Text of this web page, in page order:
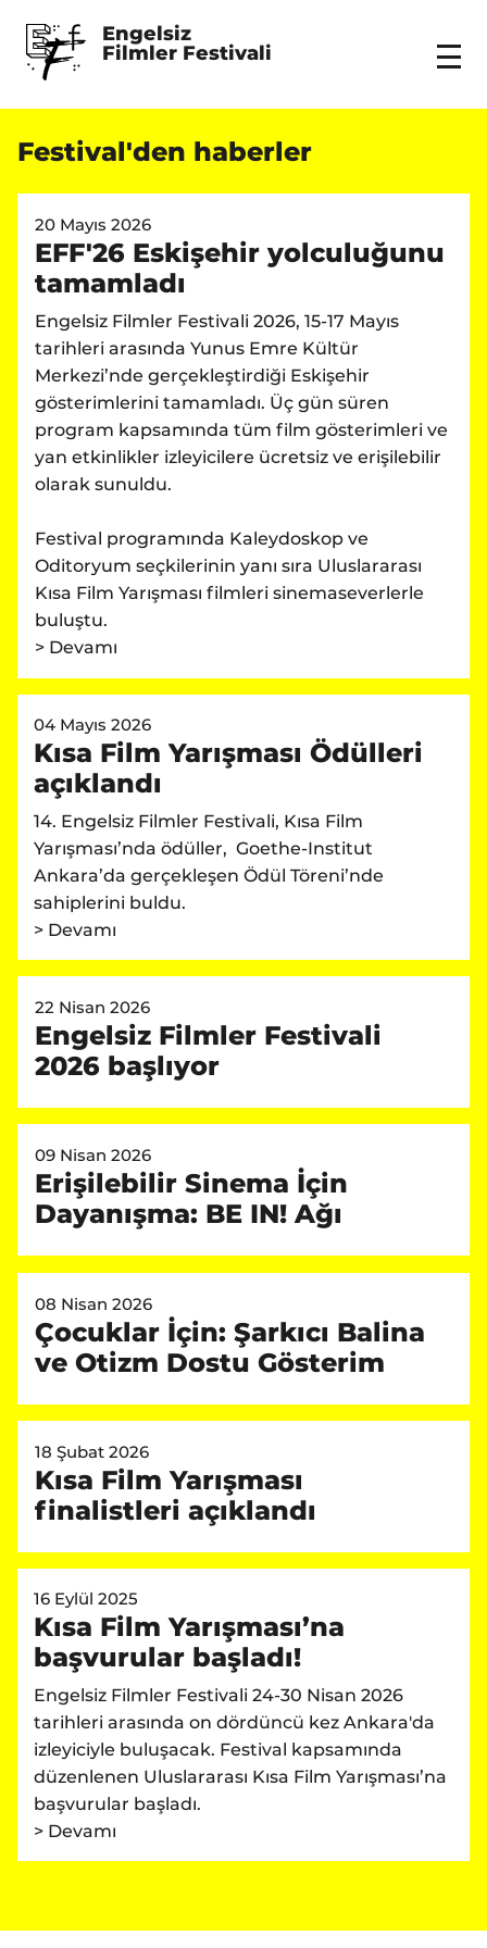
Engelsiz
Filmler Festivali
Menu
Festival'den haberler
20 Mayıs 2026
EFF'26 Eskişehir yolculuğunu
tamamladı
Engelsiz Filmler Festivali 2026, 15-17 Mayıs
tarihleri arasında Yunus Emre Kültür
Merkezi’nde gerçekleştirdiği Eskişehir
gösterimlerini tamamladı. Üç gün süren
program kapsamında tüm film gösterimleri ve
yan etkinlikler izleyicilere ücretsiz ve erişilebilir
olarak sunuldu.
Festival programında Kaleydoskop ve
Oditoryum seçkilerinin yanı sıra Uluslararası
Kısa Film Yarışması filmleri sinemaseverlerle
buluştu.
> Devamı
04 Mayıs 2026
Kısa Film Yarışması Ödülleri
açıklandı
14. Engelsiz Filmler Festivali, Kısa Film
Yarışması’nda ödüller, Goethe-Institut
Ankara’da gerçekleşen Ödül Töreni’nde
sahiplerini buldu.
> Devamı
22 Nisan 2026
Engelsiz Filmler Festivali
2026 başlıyor
09 Nisan 2026
Erişilebilir Sinema İçin
Dayanışma: BE IN! Ağı
08 Nisan 2026
Çocuklar İçin: Şarkıcı Balina
ve Otizm Dostu Gösterim
18 Şubat 2026
Kısa Film Yarışması
finalistleri açıklandı
16 Eylül 2025
Kısa Film Yarışması’na
başvurular başladı!
Engelsiz Filmler Festivali 24-30 Nisan 2026
tarihleri arasında on dördüncü kez Ankara'da
izleyiciyle buluşacak. Festival kapsamında
düzenlenen Uluslararası Kısa Film Yarışması’na
başvurular başladı.
> Devamı